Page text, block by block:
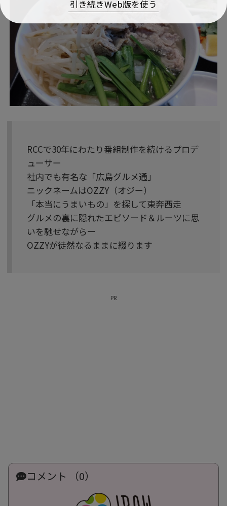
引き続きWeb版を使う
RCCで30年にわたり番組制作を続けるプロデ
ューサー
社内でも有名な「広島グルメ通」
ニックネームはOZZY（オジー）
「本当にうまいもの」を探して東奔西走
グルメの裏に隠れたエピソード＆ルーツに思
いを馳せながらー
OZZYが徒然なるままに綴ります
PR
コメント （0）